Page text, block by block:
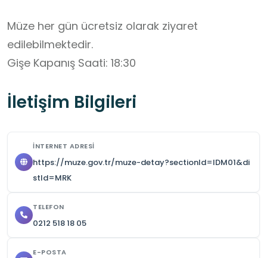
Müze her gün ücretsiz olarak ziyaret
edilebilmektedir.
Gişe Kapanış Saati: 18:30
İletişim Bilgileri
İNTERNET ADRESI
https://muze.gov.tr/muze-detay?sectionId=IDM01&di
stId=MRK
TELEFON
0212 518 18 05
E-POSTA